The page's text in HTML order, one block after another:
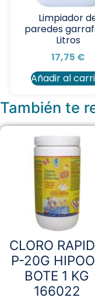
Limpiador
paredes
Litros
17,75 €
Añadir al
También te
CLORO
P-20G
BOTE 1 KG
166022